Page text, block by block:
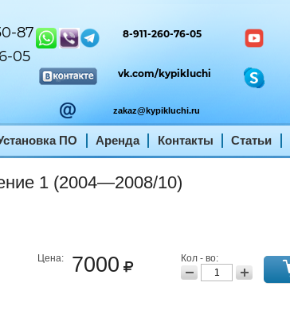
ПО Аренда Контакты Статьи
87
05
8-911-260-76-05
vk.com/kypikluchi
zakaz@kypikluchi.ru
1 (2004—2008/10)
Цена: 7000 Кол - во: